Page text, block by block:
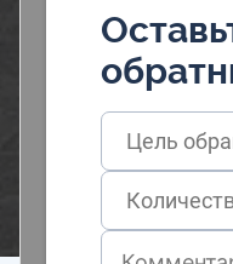
Цель